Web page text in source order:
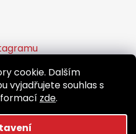
cookie. Dalším
vyjadřujete souhlas s
zde.